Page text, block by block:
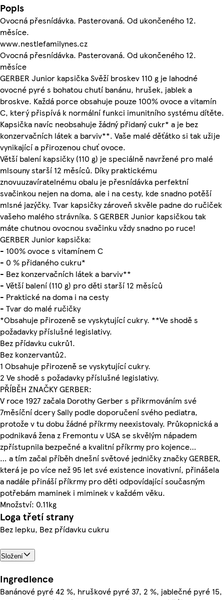
Popis
Ovocná přesnídávka. Pasterovaná. Od ukončeného 12.
měsíce.
www.nestlefamilynes.cz
Ovocná přesnídávka. Pasterovaná. Od ukončeného 12.
měsíce
GERBER Junior kapsička Svěží broskev 110 g je lahodné
ovocné pyré s bohatou chutí banánu, hrušek, jablek a
broskve. Každá porce obsahuje pouze 100% ovoce a vitamín
C, který přispívá k normální funkci imunitního systému dítěte.
Kapsička navíc neobsahuje žádný přidaný cukr* a je bez
konzervačních látek a barviv**. Vaše malé děťátko si tak užije
vynikající a přirozenou chuť ovoce.
Větší balení kapsičky (110 g) je speciálně navržené pro malé
mlsouny starší 12 měsíců. Díky praktickému
znovuuzavíratelnému obalu je přesnídávka perfektní
svačinkou nejen na doma, ale i na cesty, kde snadno potěší
mlsné jazýčky. Tvar kapsičky zároveň skvěle padne do ručiček
vašeho malého strávníka. S GERBER Junior kapsičkou tak
máte chutnou ovocnou svačinku vždy snadno po ruce!
GERBER Junior kapsička:
- 100% ovoce s vitamínem C
- 0 % přidaného cukru*
- Bez konzervačních látek a barviv**
- Větší balení (110 g) pro děti starší 12 měsíců
- Praktické na doma i na cesty
- Tvar do malé ručičky
*Obsahuje přirozeně se vyskytující cukry. **Ve shodě s
požadavky příslušné legislativy.
Bez přídavku cukrů1.
Bez konzervantů2.
1 Obsahuje přirozeně se vyskytující cukry.
2 Ve shodě s požadavky příslušné legislativy.
PŘÍBĚH ZNAČKY GERBER:
V roce 1927 začala Dorothy Gerber s přikrmováním své
7měsíční dcery Sally podle doporučení svého pediatra,
protože v tu dobu žádné příkrmy neexistovaly. Průkopnická a
podnikavá žena z Fremontu v USA se skvělým nápadem
zpřístupnila bezpečné a kvalitní příkrmy pro kojence…
… a tím začal příběh dnešní světové jedničky značky GERBER,
která je po více než 95 let své existence inovativní, přinášela
a nadále přináší příkrmy pro děti odpovídající současným
potřebám maminek i miminek v každém věku.
Množství: 0.11kg
Loga třetí strany
Bez lepku, Bez přídavku cukru
Složení
Ingredience
Banánové pyré 42 %, hruškové pyré 37, 2 %, jablečné pyré 15,